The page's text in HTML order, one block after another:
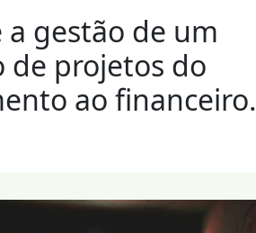
a gestão de um
de projetos do
ao financeiro.